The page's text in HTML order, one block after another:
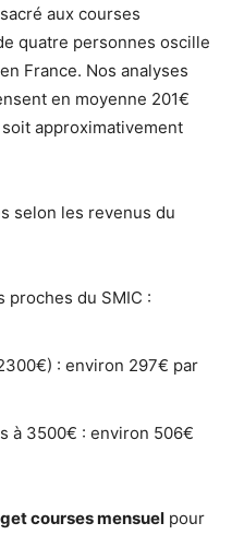
aux courses
quatre personnes oscille
France. Nos analyses
en moyenne 201€
approximativement
selon les revenus du
proches du SMIC :
: environ 297€ par
à 3500€ : environ 506€
courses mensuel pour